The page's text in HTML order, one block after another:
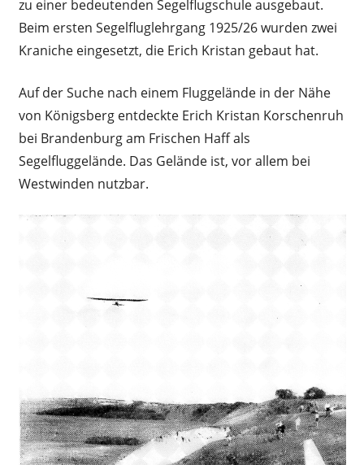
zu einer bedeutenden Segelflugschule ausgebaut.
Beim ersten Segelfluglehrgang 1925/26 wurden zwei
Kraniche eingesetzt, die Erich Kristan gebaut hat.
Auf der Suche nach einem Fluggelände in der Nähe
von Königsberg entdeckte Erich Kristan Korschenruh
bei Brandenburg am Frischen Haff als
Segelfluggelände. Das Gelände ist, vor allem bei
Westwinden nutzbar.